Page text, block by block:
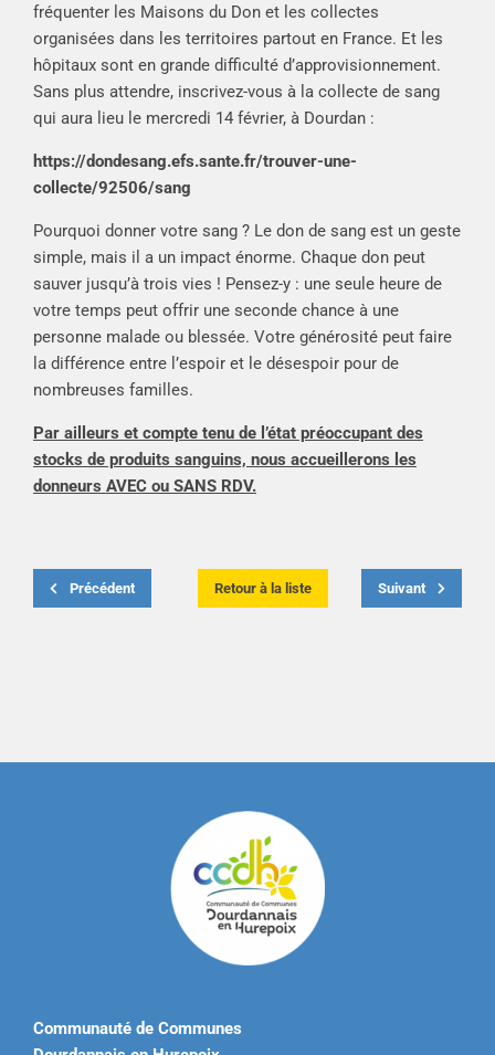
fréquenter les Maisons du Don et les collectes
organisées dans les territoires partout en France. Et les
hôpitaux sont en grande difficulté d’approvisionnement.
Sans plus attendre, inscrivez-vous à la collecte de sang
qui aura lieu le mercredi 14 février, à Dourdan :
https://dondesang.efs.sante.fr/trouver-une-
collecte/92506/sang
Pourquoi donner votre sang ? Le don de sang est un geste
simple, mais il a un impact énorme. Chaque don peut
sauver jusqu’à trois vies ! Pensez-y : une seule heure de
votre temps peut offrir une seconde chance à une
personne malade ou blessée. Votre générosité peut faire
la différence entre l’espoir et le désespoir pour de
nombreuses familles.
Par ailleurs et compte tenu de l’état préoccupant des
stocks de produits sanguins, nous accueillerons les
donneurs AVEC ou SANS RDV.
Précédent Retour à la liste Suivant
Communauté de Communes